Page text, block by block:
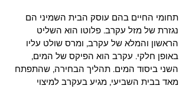
תחומי החיים בהם עוסק הבית השמיני הם
נגזרת של מזל עקרב. פלוטו הוא השליט
הראשון והמלא של עקרב, ומרס שולט עליו
באופן חלקי. עקרב הוא הפיקס של המים,
השני ביסוד המים. תהליך הבחירה, שהתפתח
מאד בבית השביעי, מגיע בעקרב למיצוי